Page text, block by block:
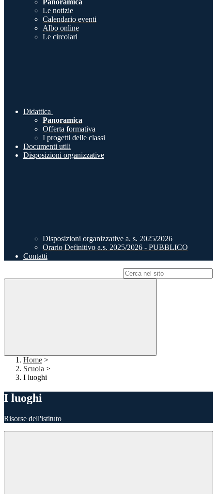
Panoramica
Le notizie
Calendario eventi
Albo online
Le circolari
Didattica
Panoramica
Offerta formativa
I progetti delle classi
Documenti utili
Disposizioni organizzative
Disposizioni organizzative a. s. 2025/2026
Orario Definitivo a.s. 2025/2026 - PUBBLICO
Contatti
Home >
Scuola >
I luoghi
I luoghi
Risorse dell'istituto